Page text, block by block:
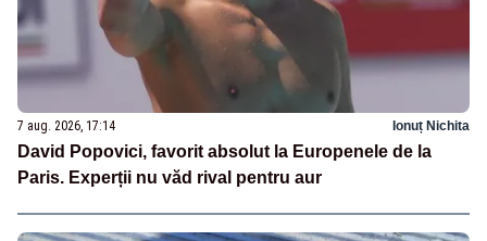
7 aug. 2026, 17:14 Ionuț Nichita
David Popovici, favorit absolut la Europenele de la
Paris. Experții nu văd rival pentru aur